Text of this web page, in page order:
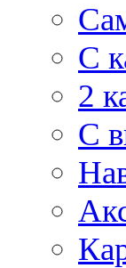
С
2
С